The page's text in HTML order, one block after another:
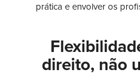
prática e envolver os
direito, não